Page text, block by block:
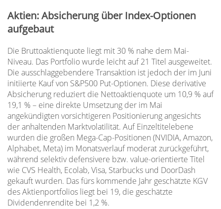
Aktien: Absicherung über Index-Optionen
aufgebaut
Die Bruttoaktienquote liegt mit 30 % nahe dem Mai-
Niveau. Das Portfolio wurde leicht auf 21 Titel ausgeweitet.
Die ausschlaggebendere Transaktion ist jedoch der im Juni
initiierte Kauf von S&P500 Put-Optionen. Diese derivative
Absicherung reduziert die Nettoaktienquote um 10,9 % auf
19,1 % – eine direkte Umsetzung der im Mai
angekündigten vorsichtigeren Positionierung angesichts
der anhaltenden Marktvolatilität. Auf Einzeltitelebene
wurden die großen Mega-Cap-Positionen (NVIDIA, Amazon,
Alphabet, Meta) im Monatsverlauf moderat zurückgeführt,
während selektiv defensivere bzw. value-orientierte Titel
wie CVS Health, Ecolab, Visa, Starbucks und DoorDash
gekauft wurden. Das fürs kommende Jahr geschätzte KGV
des Aktienportfolios liegt bei 19, die geschätzte
Dividendenrendite bei 1,2 %.